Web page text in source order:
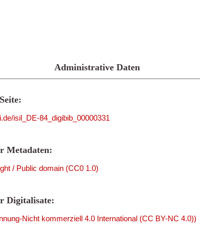
Administrative Daten
isil_DE-84_digibib_00000331
Metadaten:
/ Public domain (CC0 1.0)
Digitalisate:
Nicht kommerziell 4.0 International (CC BY-NC 4.0))